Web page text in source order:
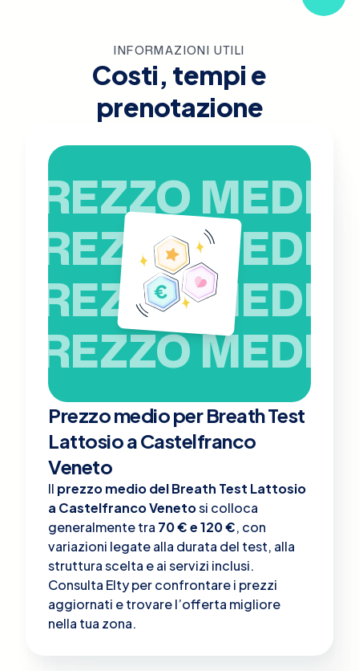
INFORMAZIONI UTILI
Costi, tempi e
prenotazione
PREZZO MEDIO
PREZZO MEDIO
PREZZO MEDIO
PREZZO MEDIO
Prezzo medio per Breath Test
Lattosio a Castelfranco
Veneto
Il prezzo medio del Breath Test Lattosio
a Castelfranco Venetosi colloca
generalmente tra 70 € e 120 €, con
variazioni legate alla durata del test, alla
struttura scelta e ai servizi inclusi.
Consulta Elty per confrontare i prezzi
aggiornati e trovare l’offerta migliore
nella tua zona.